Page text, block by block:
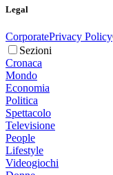
Legal
CorporatePrivacy Policy
Sezioni
Cronaca
Mondo
Economia
Politica
Spettacolo
Televisione
People
Lifestyle
Videogiochi